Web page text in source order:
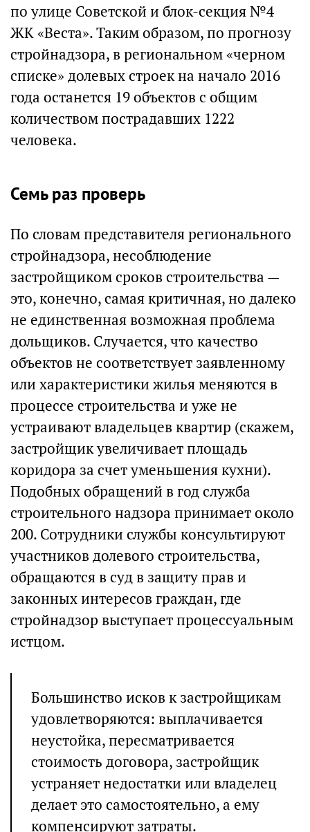
по улице Советской и блок-секция №4
ЖК «Веста». Таким образом, по прогнозу
cтройнадзора, в региональном «черном
списке» долевых строек на начало 2016
года останется 19 объектов с общим
количеством пострадавших 1222
человека.
Семь раз проверь
По словам представителя регионального
стройнадзора, несоблюдение
застройщиком сроков строительства —
это, конечно, самая критичная, но далеко
не единственная возможная проблема
дольщиков. Случается, что качество
объектов не соответствует заявленному
или характеристики жилья меняются в
процессе строительства и уже не
устраивают владельцев квартир (скажем,
застройщик увеличивает площадь
коридора за счет уменьшения кухни).
Подобных обращений в год cлужба
строительного надзора принимает около
200. Сотрудники службы консультируют
участников долевого строительства,
обращаются в суд в защиту прав и
законных интересов граждан, где
стройнадзор выступает процессуальным
истцом.
Большинство исков к застройщикам
удовлетворяются: выплачивается
неустойка, пересматривается
стоимость договора, застройщик
устраняет недостатки или владелец
делает это самостоятельно, а ему
компенсируют затраты.